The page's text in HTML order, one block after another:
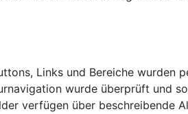
Links und Bereiche wurden
wurde überprüft und
verfügen über beschreibende